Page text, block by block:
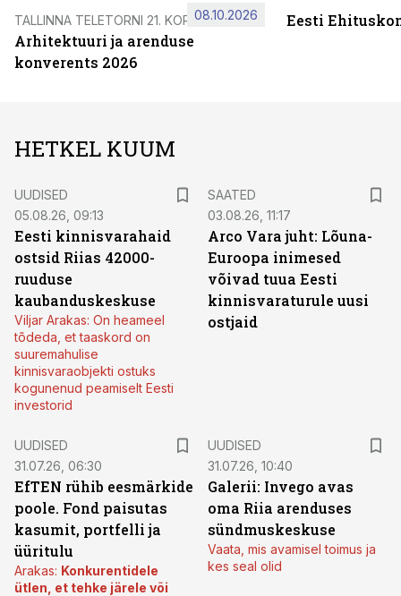
TALLINNA TELETORNI 21. KORRUSEL
Arhitektuuri ja arenduse
konverents 2026
08.10.2026 Eesti
HETKEL KUUM
UUDISED
05.08.26, 09:13
Eesti kinnisvarahaid
ostsid Riias 42000-
ruuduse
kaubanduskeskuse
Viljar Arakas: On heameel
tõdeda, et taaskord on
suuremahulise
kinnisvaraobjekti ostuks
kogunenud peamiselt Eesti
investorid
SAATED
03.08.26, 11:17
Arco Vara juht: Lõuna-
Euroopa inimesed
võivad tuua Eesti
kinnisvaraturule uusi
ostjaid
UUDISED
31.07.26, 06:30
EfTEN rühib eesmärkide
poole. Fond paisutas
kasumit, portfelli ja
üüritulu
Arakas: Konkurentidele
ütlen, et tehke järele või
UUDISED
31.07.26, 10:40
Galerii: Invego avas
oma Riia arenduses
sündmuskeskuse
Vaata, mis avamisel toimus ja
kes seal olid